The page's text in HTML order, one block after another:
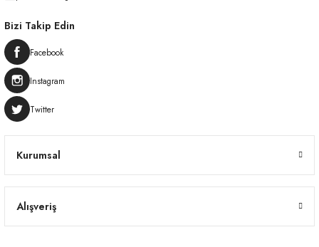
Kurumsal
Alışveriş
Bizi Takip Edin
Facebook
Instagram
Twitter